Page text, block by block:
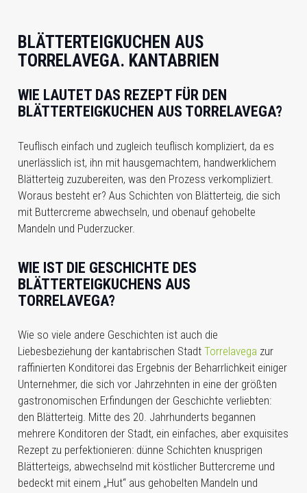
BLÄTTERTEIGKUCHEN AUS
TORRELAVEGA. KANTABRIEN
WIE LAUTET DAS REZEPT FÜR DEN
BLÄTTERTEIGKUCHEN AUS TORRELAVEGA?
Teuflisch einfach und zugleich teuflisch kompliziert, da es
unerlässlich ist, ihn mit hausgemachtem, handwerklichem
Blätterteig zuzubereiten, was den Prozess verkompliziert.
Woraus besteht er? Aus Schichten von Blätterteig, die sich
mit Buttercreme abwechseln, und obenauf gehobelte
Mandeln und Puderzucker.
WIE IST DIE GESCHICHTE DES
BLÄTTERTEIGKUCHENS AUS
TORRELAVEGA?
Wie so viele andere Geschichten ist auch die
Liebesbeziehung der kantabrischen Stadt Torrelavega zur
raffinierten Konditorei das Ergebnis der Beharrlichkeit einiger
Unternehmer, die sich vor Jahrzehnten in eine der größten
gastronomischen Erfindungen der Geschichte verliebten:
den Blätterteig. Mitte des 20. Jahrhunderts begannen
mehrere Konditoren der Stadt, ein einfaches, aber exquisites
Rezept zu perfektionieren: dünne Schichten knusprigen
Blätterteigs, abwechselnd mit köstlicher Buttercreme und
bedeckt mit einem „Hut“ aus gehobelten Mandeln und